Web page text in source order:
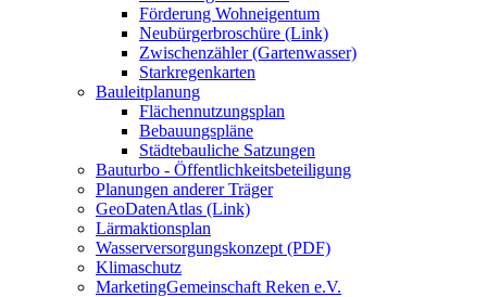
Förderung Wohneigentum
Neubürgerbroschüre (Link)
Zwischenzähler (Gartenwasser)
Starkregenkarten
Bauleitplanung
Flächennutzungsplan
Bebauungspläne
Städtebauliche Satzungen
Bauturbo - Öffentlichkeitsbeteiligung
Planungen anderer Träger
GeoDatenAtlas (Link)
Lärmaktionsplan
Wasserversorgungskonzept (PDF)
Klimaschutz
MarketingGemeinschaft Reken e.V.